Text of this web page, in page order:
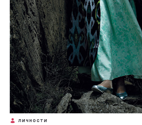
ЛИЧНОСТИ